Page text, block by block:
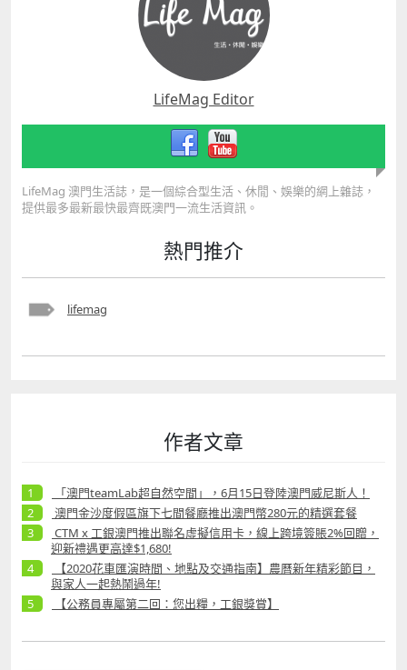
LifeMag Editor
LifeMag 澳門生活誌，是一個綜合型生活、休閒、娛樂的網上雜誌，
提供最多最新最快最齊既澳門一流生活資訊。
熱門推介
lifemag
作者文章
「澳門teamLab超自然空間」，6月15日登陸澳門威尼斯人！
澳門金沙度假區旗下七間餐廳推出澳門幣280元的精選套餐
CTM x 工銀澳門推出聯名虛擬信用卡，線上跨境簽賬2%回贈，
迎新禮遇更高達$1,680!
【2020花車匯演時間、地點及交通指南】農曆新年精彩節目，
與家人一起熱鬧過年!
【公務員專屬第二回：您出糧，工銀獎賞】